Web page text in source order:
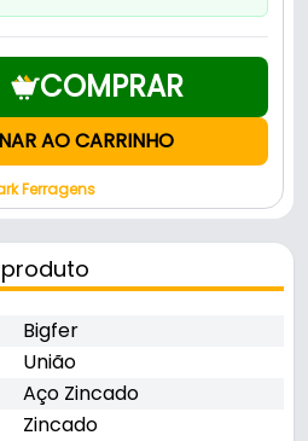
COMPRAR
AO CARRINHO
Ferragens
Bigfer
União
Aço Zincado
Zincado